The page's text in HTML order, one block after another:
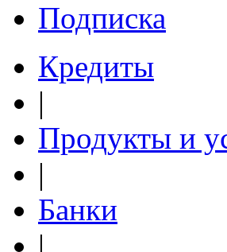
Подписка
Кредиты
|
Продукты и
|
Банки